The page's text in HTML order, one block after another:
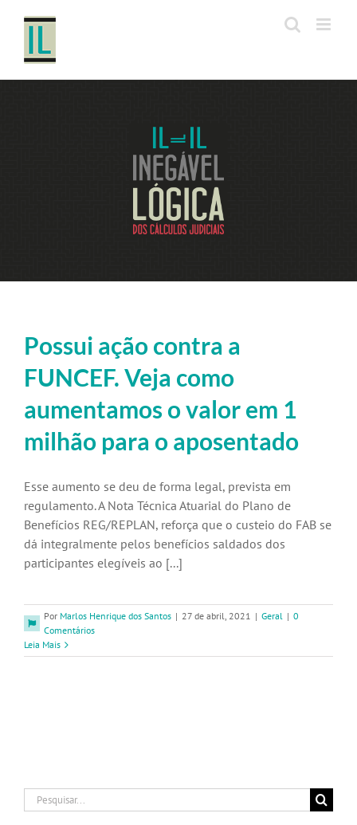
conteúdo
Possui ação contra a
FUNCEF. Veja como
aumentamos o valor em 1
milhão para o aposentado
Esse aumento se deu de forma legal, prevista em
regulamento. A Nota Técnica Atuarial do Plano de
Benefícios REG/REPLAN, reforça que o custeio do FAB se
dá integralmente pelos benefícios saldados dos
participantes elegíveis ao [...]
Por Marlos Henrique dos Santos | 27 de abril, 2021 | Geral | 0
Comentários
Leia Mais
Buscar
resultados